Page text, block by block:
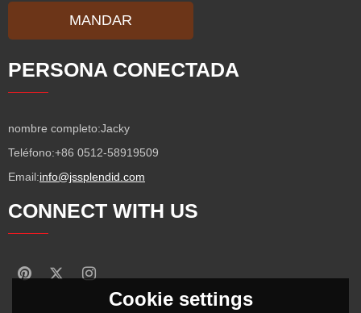
MANDAR
PERSONA CONECTADA
nombre completo:Jacky
Teléfono:+86 0512-58919509
Email:info@jssplendid.com
CONNECT WITH US
Cookie settings